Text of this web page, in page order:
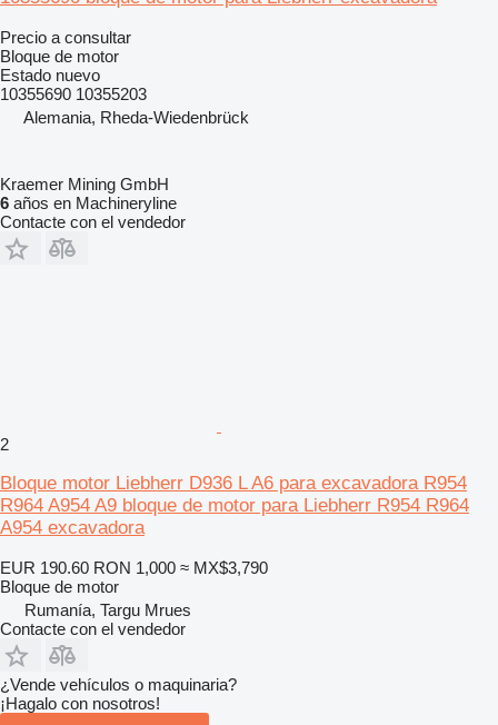
Precio a consultar
Bloque de motor
Estado nuevo
10355690 10355203
Alemania, Rheda-Wiedenbrück
Kraemer Mining GmbH
6 años en Machineryline
Contacte con el vendedor
2
Bloque motor Liebherr D936 L A6 para excavadora R954
R964 A954 A9 bloque de motor para Liebherr R954 R964
A954 excavadora
EUR 190.60 RON 1,000 ≈ MX$3,790
Bloque de motor
Rumanía, Targu Mrues
Contacte con el vendedor
¿Vende vehículos o maquinaria?
¡Hagalo con nosotros!